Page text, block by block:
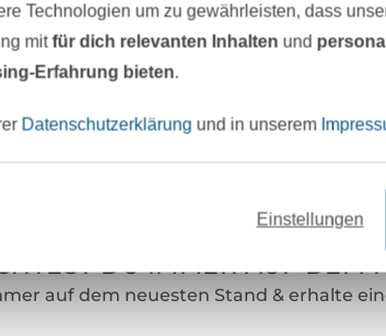
DU IMMER AUF DEM
auf dem neuesten Stand & erhalte
Technologien um zu gewährleisten, dass
mitfür dich relevanten Inhalten und
Erfahrung bieten.
Datenschutzerklärung und in unserem
Einstellungen